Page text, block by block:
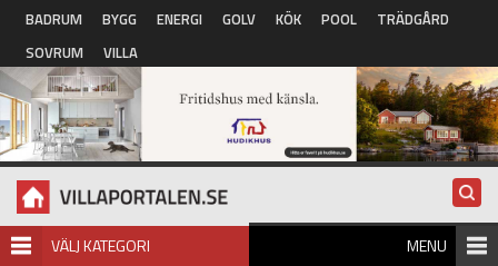
Hoppa till huvudinnehåll
BADRUM BYGG ENERGI GOLV KÖK POOL
TRÄDGÅRD
SOVRUM
VILLA
VÄLJ KATEGORI MENU